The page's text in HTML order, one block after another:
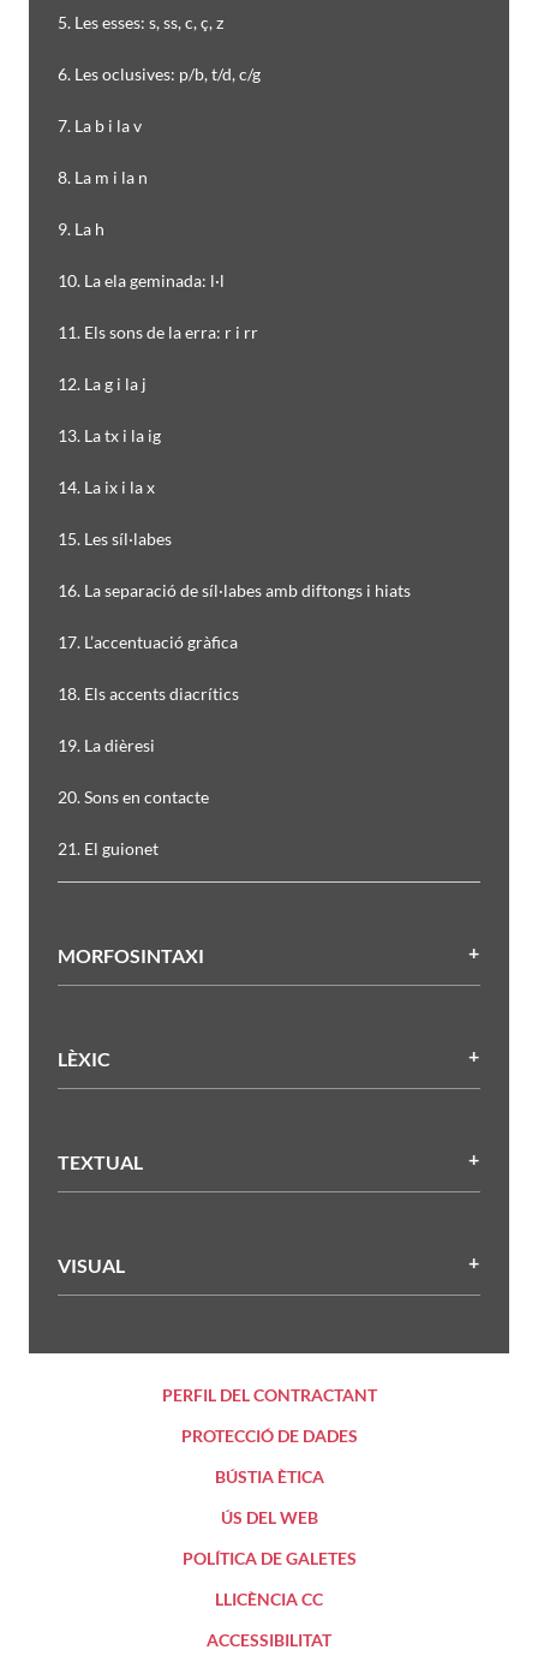
5. Les esses: s, ss, c, ç, z
6. Les oclusives: p/b, t/d, c/g
7. La b i la v
8. La m i la n
9. La h
10. La ela geminada: l·l
11. Els sons de la erra: r i rr
12. La g i la j
13. La tx i la ig
14. La ix i la x
15. Les síl·labes
16. La separació de síl·labes amb diftongs i hiats
17. L’accentuació gràfica
18. Els accents diacrítics
19. La dièresi
20. Sons en contacte
21. El guionet
MORFOSINTAXI
LÈXIC
TEXTUAL
VISUAL
PERFIL DEL CONTRACTANT
PROTECCIÓ DE DADES
BÚSTIA ÈTICA
ÚS DEL WEB
POLÍTICA DE GALETES
LLICÈNCIA CC
ACCESSIBILITAT